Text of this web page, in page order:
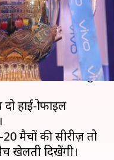
सीजन अगले साल 28
IPL टीमों को नाखुश
हाई-प्रोफाइल
मैचों की सीरीज़ तो
खेलती दिखेंगी।